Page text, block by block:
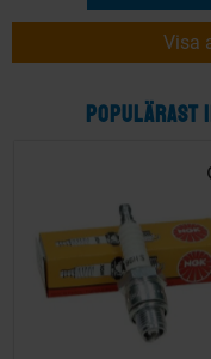
Gummidetaljer Sachs
Kopplingsdetaljer Sachs
Originaldelar & NOS
Skruvsatser Sachs
Visa
POPULÄRAST